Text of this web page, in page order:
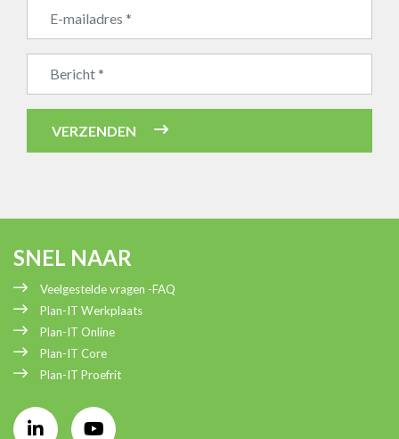
VERZENDEN
SNEL NAAR
Veelgestelde vragen -FAQ
Plan-IT Werkplaats
Plan-IT Online
Plan-IT Core
Plan-IT Proefrit